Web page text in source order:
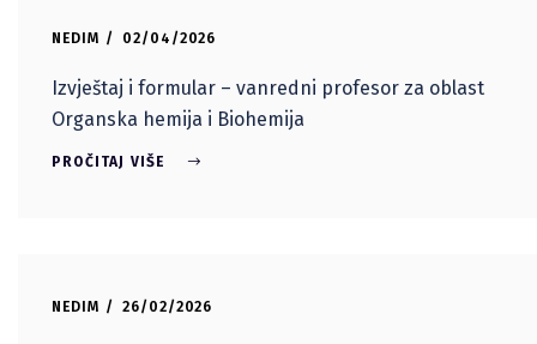
NEDIM 02/04/2026
Izvještaj i formular – vanredni profesor za oblast
Organska hemija i Biohemija
PROČITAJ VIŠE
NEDIM 26/02/2026